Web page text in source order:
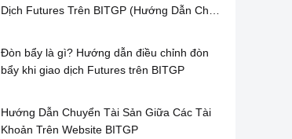
Dịch Futures Trên BITGP (Hướng Dẫn Chi
Đòn bẩy là gì? Hướng dẫn điều chỉnh đòn
bẩy khi giao dịch Futures trên BITGP
Hướng Dẫn Chuyển Tài Sản Giữa Các Tài
Khoản Trên Website BITGP